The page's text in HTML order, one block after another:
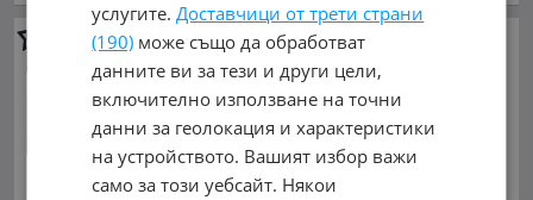
Mazda 3231.3 C IV втори
собственик / реални км
1 350 €
2 640.37 лв.
декември 1992 г., Бензинов
обл. София, гр. София
услугите.Доставчици от трети страни
(190) може също да обработват
данните ви за тези и други цели,
включително използване на точни
данни за геолокация и характеристики
на устройството. Вашият избор важи
само за този уебсайт. Някои